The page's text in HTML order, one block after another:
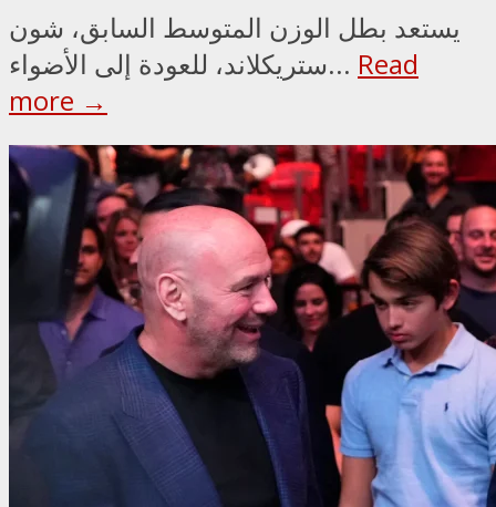
يستعد بطل الوزن المتوسط السابق، شون
ستريكلاند، للعودة إلى الأضواء... Read
more →